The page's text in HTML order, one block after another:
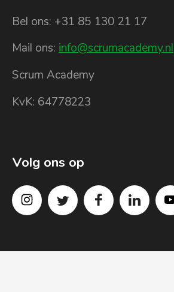
Bel ons: +31 85 130 21 17
Mail ons: info@scrumacademy.nl
Scrum Academy
KvK: 64778223
Volg ons op